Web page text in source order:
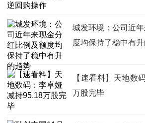
城发环境：公司近
度均保持了稳中有
【速看料】天地数
万股完毕